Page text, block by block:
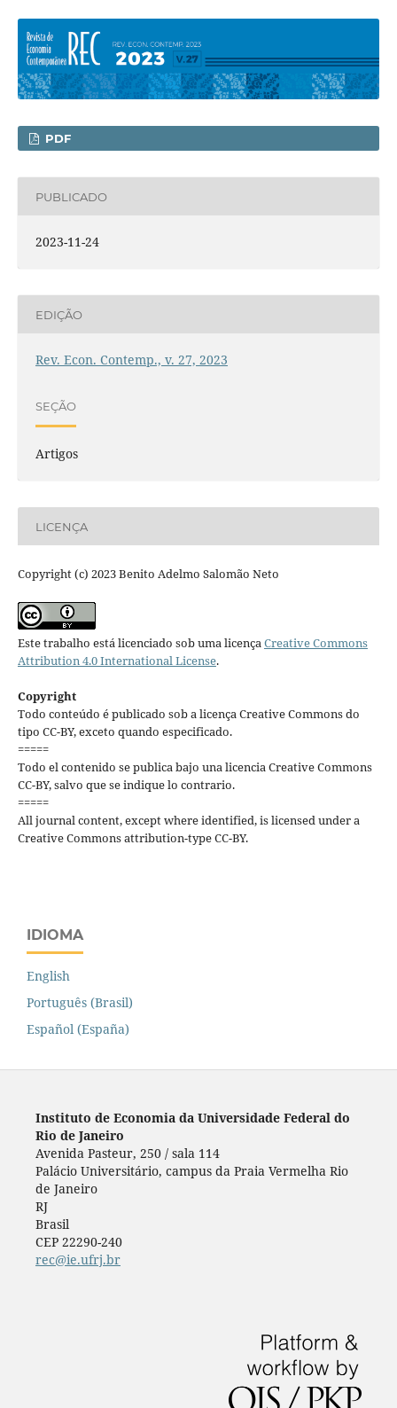
PDF
PUBLICADO
2023-11-24
EDIÇÃO
Rev. Econ. Contemp., v. 27, 2023
SEÇÃO
Artigos
LICENÇA
Copyright (c) 2023 Benito Adelmo Salomão Neto
Este trabalho está licenciado sob uma licençaCreative Commons
Attribution 4.0 International License.
Copyright
Todo conteúdo é publicado sob a licença Creative Commons do
tipo CC-BY, exceto quando especificado.
=====
Todo el contenido se publica bajo una licencia Creative Commons
CC-BY, salvo que se indique lo contrario.
=====
All journal content, except where identified, is licensed under a
Creative Commons attribution-type CC-BY.
IDIOMA
English
Português (Brasil)
Español (España)
Instituto de Economia da Universidade Federal do
Rio de Janeiro
Avenida Pasteur, 250 / sala 114
Palácio Universitário, campus da Praia Vermelha Rio
de Janeiro
RJ
Brasil
CEP 22290-240
rec@ie.ufrj.br